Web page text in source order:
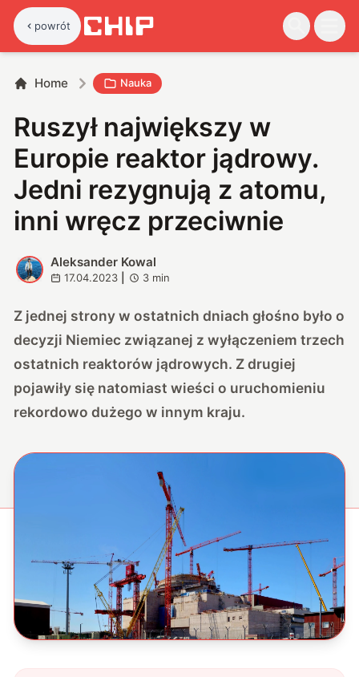
powrót
Home Nauka
Ruszył największy w
Europie reaktor jądrowy.
Jedni rezygnują z atomu,
inni wręcz przeciwnie
A
Aleksander Kowal
17.04.2023 3 min
Z jednej strony w ostatnich dniach głośno było o
decyzji Niemiec związanej z wyłączeniem trzech
ostatnich reaktorów jądrowych. Z drugiej
pojawiły się natomiast wieści o uruchomieniu
rekordowo dużego w innym kraju.